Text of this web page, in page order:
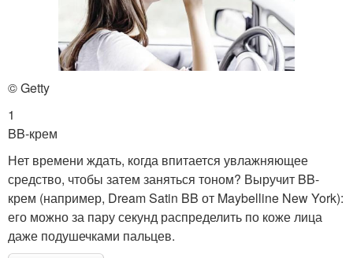
© Getty
1
BB-крем
Нет времени ждать, когда впитается увлажняющее
средство, чтобы затем заняться тоном? Выручит BB-
крем (например, Dream Satin BB от Maybelline New York):
его можно за пару секунд распределить по коже лица
даже подушечками пальцев.